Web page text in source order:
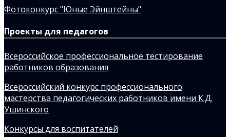
Фотоконкурс "Юные Эйнштейны"
Проекты для педагогов
Всероссийское профессиональное тестирование
работников образования
Всероссийский конкурс профессионального
мастерства педагогических работников имени К.Д.
Ушинского
Конкурсы для воспитателей